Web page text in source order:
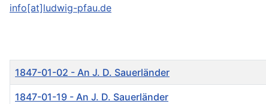
info[at]ludwig-pfau.de
Titel
1847-01-02 - An J. D. Sauerländer
1847-01-19 - An J. D. Sauerländer